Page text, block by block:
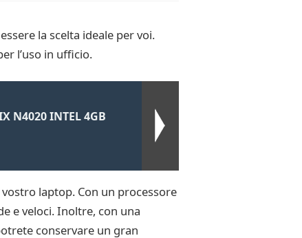
la scelta ideale per voi.
l’uso in ufficio.
N4020 INTEL 4GB
laptop. Con un processore
e veloci. Inoltre, con una
conservare un gran